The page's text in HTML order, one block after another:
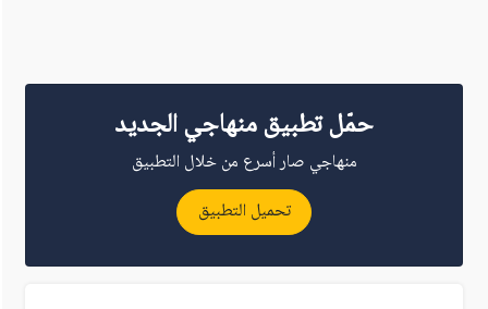
حمّل تطبيق منهاجي الجديد
منهاجي صار أسرع من خلال التطبيق
تحميل التطبيق